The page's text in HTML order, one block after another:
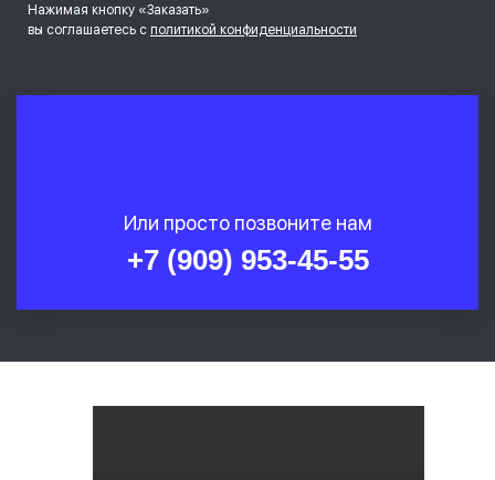
Нажимая кнопку «Заказать»
вы соглашаетесь с политикой конфиденциальности
Или просто позвоните нам
+7 (909) 953-45-55